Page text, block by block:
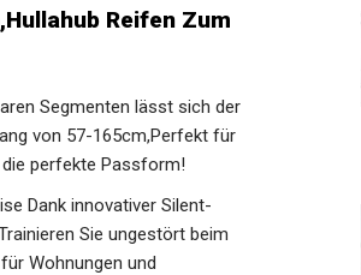
Reifen Zum
Segmenten lässt sich der
von 57-165cm,Perfekt für
perfekte Passform!
Dank innovativer Silent-
Sie ungestört beim
Wohnungen und